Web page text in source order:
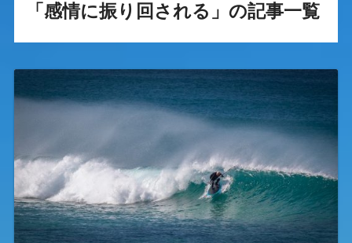
「感情に振り回される」の記事一覧